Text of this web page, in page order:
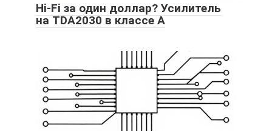
Hi-Fi за один доллар? Усилитель
на TDA2030 в классе А